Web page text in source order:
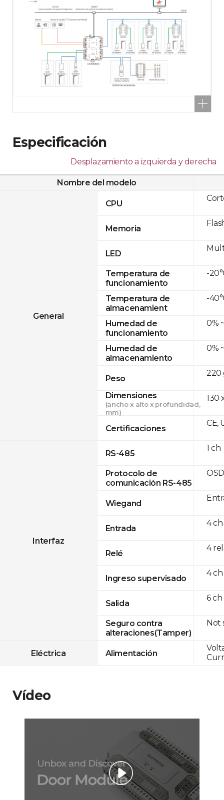
Especificación
Desplazamiento a izquierda y derecha
Nombre del modelo
General
CPU
Memoria
LED
Temperatura de
funcionamiento
Temperatura de
almacenamient
Humedad de
funcionamiento
Humedad de
almacenamiento
Peso
Dimensiones
(ancho x alto x profundidad,
mm)
Certificaciones
Interfaz
RS-485
Protocolo de
comunicación RS-485
Wiegand
Entrada
Relé
Ingreso supervisado
Salida
Seguro contra
alteraciones(Tamper)
Eléctrica Alimentación
-
-
0%
0%
220
130
CE,
1 ch
4 ch
4
4 ch
6 ch
Not
Vídeo